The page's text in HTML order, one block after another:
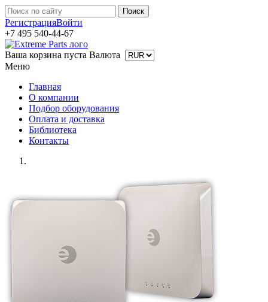
РегистрацияВойти
+7 495 540-44-67
Ваша корзина пуста Валюта
Меню
Главная
О компании
Подбор оборудования
Оплата и доставка
Библиотека
Контакты